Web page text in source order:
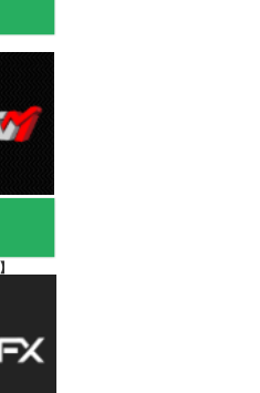
】